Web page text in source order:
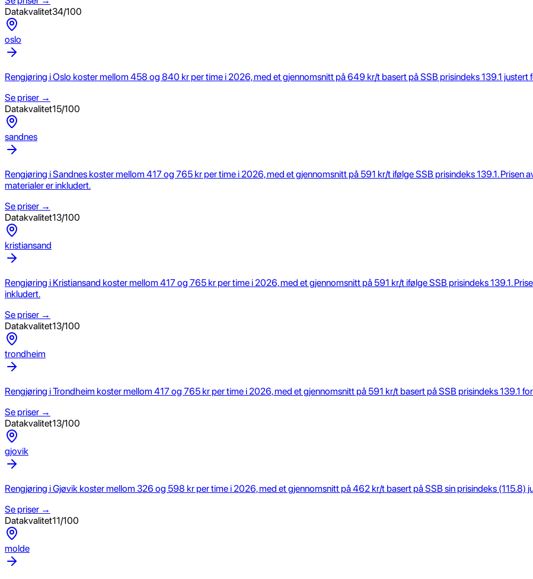
Datakvalitet34/100
oslo
Rengjøring i Oslo koster mellom 458 og 840 kr per time i 2026, med et gjennomsnitt på 649 kr/t basert på SSB prisindeks 139.1 justert
Se priser →
Datakvalitet15/100
sandnes
Rengjøring i Sandnes koster mellom 417 og 765 kr per time i 2026, med et gjennomsnitt på 591 kr/t ifølge SSB prisindeks 139.1.
materialer er inkludert.
Se priser →
Datakvalitet13/100
kristiansand
Rengjøring i Kristiansand koster mellom 417 og 765 kr per time i 2026, med et gjennomsnitt på 591 kr/t ifølge SSB prisindeks 139.1.
inkludert.
Se priser →
Datakvalitet13/100
trondheim
Rengjøring i Trondheim koster mellom 417 og 765 kr per time i 2026, med et gjennomsnitt på 591 kr/t basert på SSB prisindeks 139.1
Se priser →
Datakvalitet13/100
gjovik
Rengjøring i Gjøvik koster mellom 326 og 598 kr per time i 2026, med et gjennomsnitt på 462 kr/t basert på SSB sin prisindeks (115.8)
Se priser →
Datakvalitet11/100
molde